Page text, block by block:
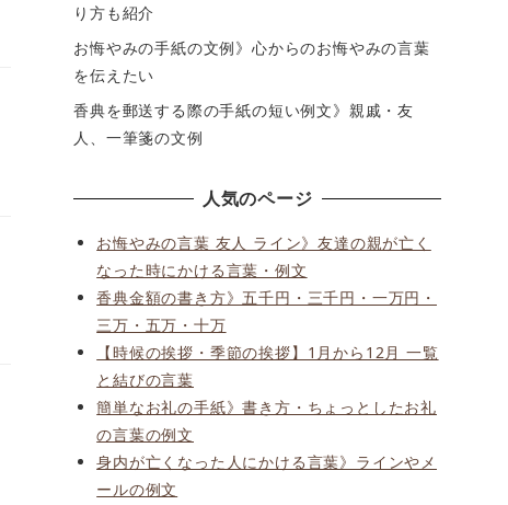
り方も紹介
お悔やみの手紙の文例》心からのお悔やみの言葉
を伝えたい
香典を郵送する際の手紙の短い例文》親戚・友
人、一筆箋の文例
人気のページ
お悔やみの言葉 友人 ライン》友達の親が亡く
なった時にかける言葉・例文
香典金額の書き方》五千円・三千円・一万円・
三万・五万・十万
【時候の挨拶・季節の挨拶】1月から12月 一覧
と結びの言葉
簡単なお礼の手紙》書き方・ちょっとしたお礼
の言葉の例文
身内が亡くなった人にかける言葉》ラインやメ
ールの例文